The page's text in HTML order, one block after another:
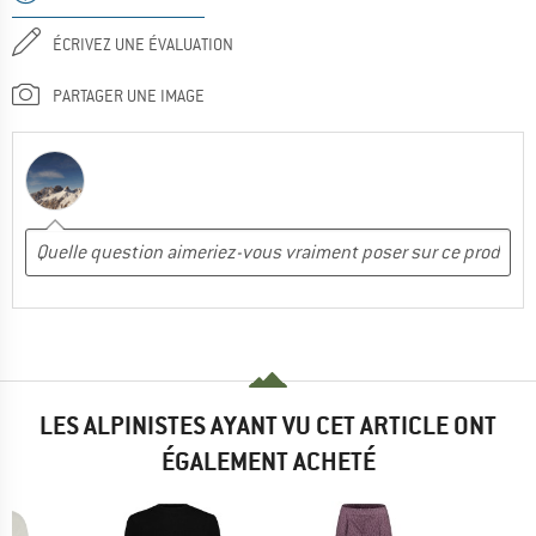
ÉCRIVEZ UNE ÉVALUATION
PARTAGER UNE IMAGE
LES ALPINISTES AYANT VU CET ARTICLE ONT
ÉGALEMENT ACHETÉ